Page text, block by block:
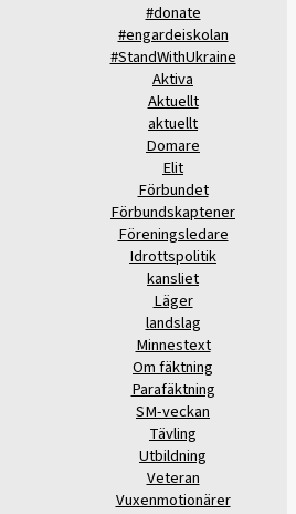
#donate
#engardeiskolan
#StandWithUkraine
Aktiva
Aktuellt
aktuellt
Domare
Elit
Förbundet
Förbundskaptener
Föreningsledare
Idrottspolitik
kansliet
Läger
landslag
Minnestext
Om fäktning
Parafäktning
SM-veckan
Tävling
Utbildning
Veteran
Vuxenmotionärer